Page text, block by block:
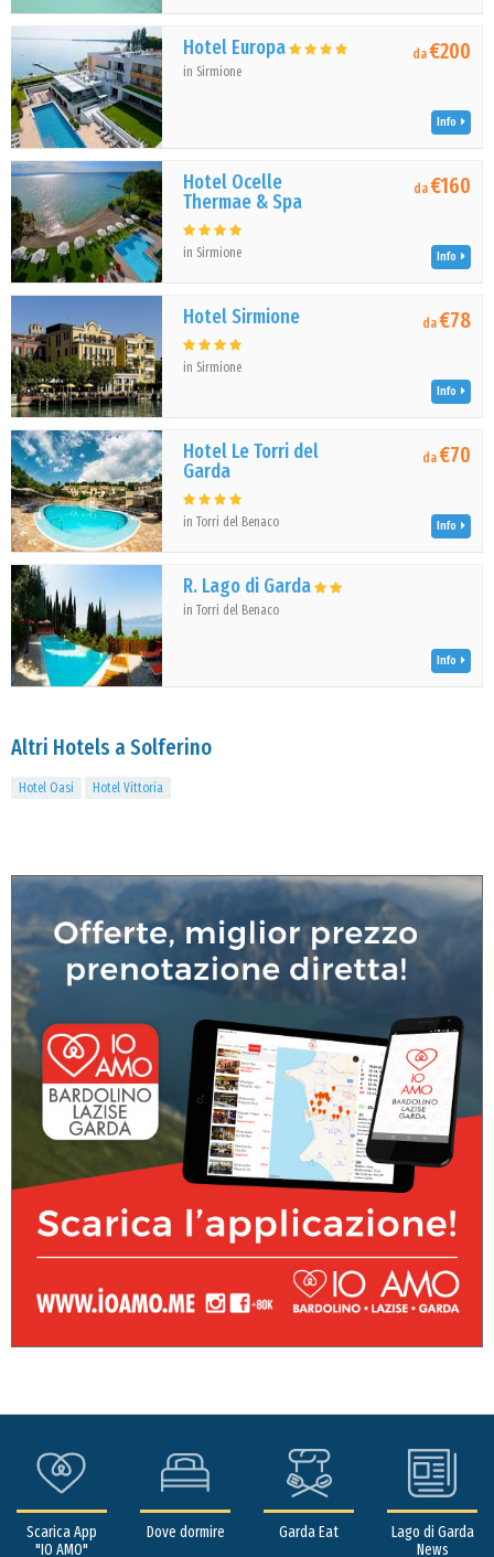
Hotel Europa
in Sirmione
da€200
Info
Hotel Ocelle
Thermae & Spa
in Sirmione
da€160
Info
Hotel Sirmione
in Sirmione
da€78
Info
Hotel Le Torri del
Garda
in Torri del Benaco
da€70
Info
R. Lago di Garda
in Torri del Benaco
Info
Altri Hotels a Solferino
Hotel Oasi Hotel Vittoria
Scarica App
"IO AMO"
Dove dormire Garda Eat
Lago di Garda
News